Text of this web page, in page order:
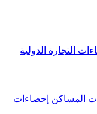
التجارة الدولية
المساكن إحصاءات